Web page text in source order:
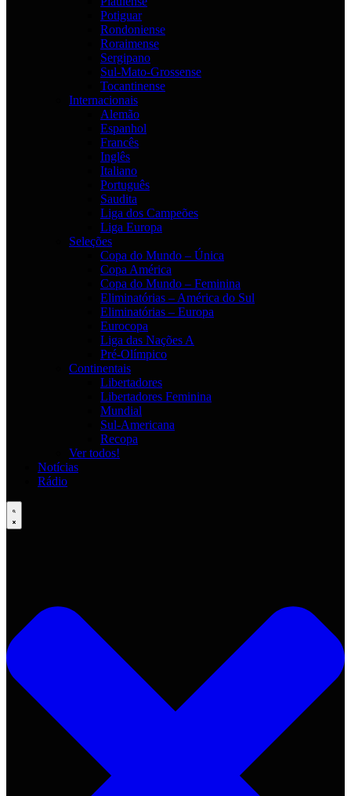
Potiguar
Rondoniense
Roraimense
Sergipano
Sul-Mato-Grossense
Tocantinense
Internacionais
Alemão
Espanhol
Francês
Inglês
Italiano
Português
Saudita
Liga dos Campeões
Liga Europa
Seleções
Copa do Mundo – Única
Copa América
Copa do Mundo – Feminina
Eliminatórias – América do Sul
Eliminatórias – Europa
Eurocopa
Liga das Nações A
Pré-Olímpico
Continentais
Libertadores
Libertadores Feminina
Mundial
Sul-Americana
Recopa
Ver todos!
Notícias
Rádio